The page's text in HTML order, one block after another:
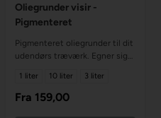
Oliegrunder visir -
Pigmenteret
Pigmenteret oliegrunder til dit
udendørs træværk. Egner sig
heldækkende træbeskyttelse
påføres
1 liter 10 liter 3 liter
Fra 159,00